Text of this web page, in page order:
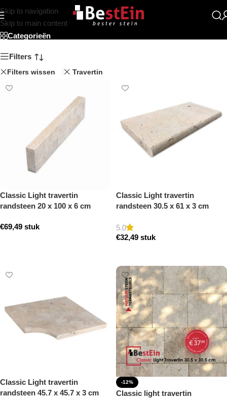
Skip to navigation
Skip to main content
Getrommeld
Categorieën
Filters
Filters wissen Travertin
Classic Light travertin
randsteen 20 x 100 x 6 cm
getrommeld
€69,49 stuk
Classic Light travertin
randsteen 30.5 x 61 x 3 cm
getrommeld
5.0
€32,49 stuk
Classic Light travertin
randsteen 45.7 x 45.7 x 3 cm
-12%
Classic light travertin